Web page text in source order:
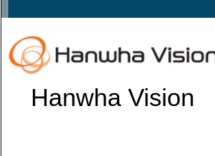
Hanwha Vision